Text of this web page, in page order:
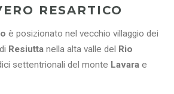
RESARTICO
è posizionato nel vecchio villaggio dei
Resiutta nella alta valle del
Rio
settentrionali del monte Lavara e